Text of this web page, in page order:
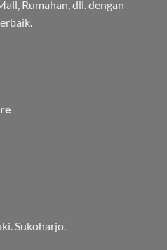
Rumahan, dll. dengan
Sukoharjo.